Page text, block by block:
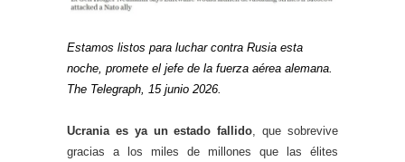
Estamos listos para luchar contra Rusia esta
noche, promete el jefe de la fuerza aérea alemana.
The Telegraph, 15 junio 2026.
Ucrania es ya un estado fallido , que sobrevive
gracias a los miles de millones que las élites